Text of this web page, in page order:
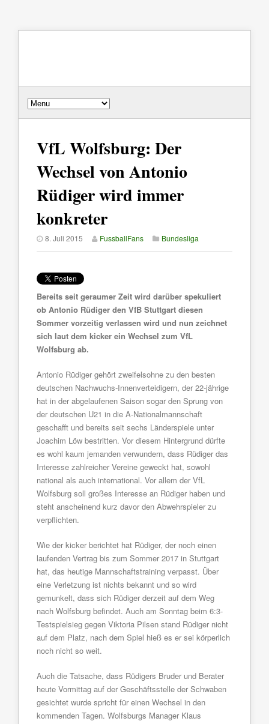
VfL Wolfsburg: Der
Wechsel von Antonio
Rüdiger wird immer
konkreter
8. Juli 2015 FussballFans Bundesliga
Bereits seit geraumer Zeit wird darüber spekuliert
ob Antonio Rüdiger den VfB Stuttgart diesen
Sommer vorzeitig verlassen wird und nun zeichnet
sich laut dem kicker ein Wechsel zum VfL
Wolfsburg ab.
Antonio Rüdiger gehört zweifelsohne zu den besten
deutschen Nachwuchs-Innenverteidigern, der 22-jährige
hat in der abgelaufenen Saison sogar den Sprung von
der deutschen U21 in die A-Nationalmannschaft
geschafft und bereits seit sechs Länderspiele unter
Joachim Löw bestritten. Vor diesem Hintergrund dürfte
es wohl kaum jemanden verwundern, dass Rüdiger das
Interesse zahlreicher Vereine geweckt hat, sowohl
national als auch international. Vor allem der VfL
Wolfsburg soll großes Interesse an Rüdiger haben und
steht anscheinend kurz davor den Abwehrspieler zu
verpflichten.
Wie der kicker berichtet hat Rüdiger, der noch einen
laufenden Vertrag bis zum Sommer 2017 in Stuttgart
hat, das heutige Mannschaftstraining verpasst. Über
eine Verletzung ist nichts bekannt und so wird
gemunkelt, dass sich Rüdiger derzeit auf dem Weg
nach Wolfsburg befindet. Auch am Sonntag beim 6:3-
Testspielsieg gegen Viktoria Pilsen stand Rüdiger nicht
auf dem Platz, nach dem Spiel hieß es er sei körperlich
noch nicht so weit.
Auch die Tatsache, dass Rüdigers Bruder und Berater
heute Vormittag auf der Geschäftsstelle der Schwaben
gesichtet wurde spricht für einen Wechsel in den
kommenden Tagen. Wolfsburgs Manager Klaus